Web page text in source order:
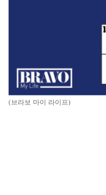
(브라보 마이 라이프)